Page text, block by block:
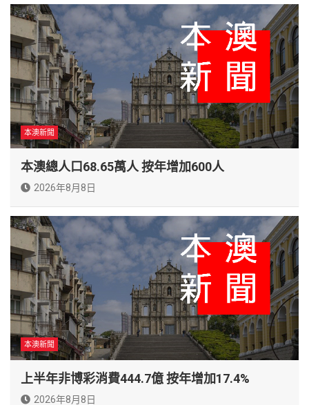
本澳新聞
本澳總人口68.65萬人 按年增加600人
2026年8月8日
本澳新聞
上半年非博彩消費444.7億 按年增加17.4%
2026年8月8日